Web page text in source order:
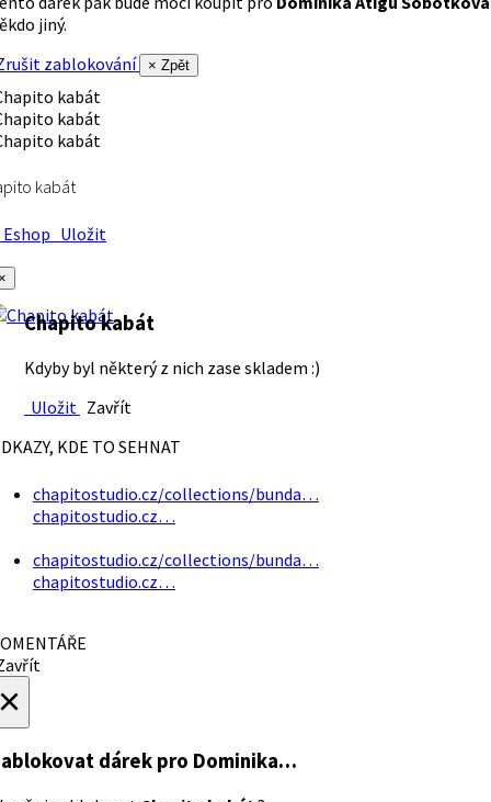
jiný.
zablokování
× Zpět
kabát
Uložit
Chapito kabát
Kdyby byl některý z nich zase skladem :)
Uložit Zavřít
KDE TO SEHNAT
chapitostudio.cz/collections/bunda…
chapitostudio.cz…
chapitostudio.cz/collections/bunda…
chapitostudio.cz…
dárek pro Dominika…